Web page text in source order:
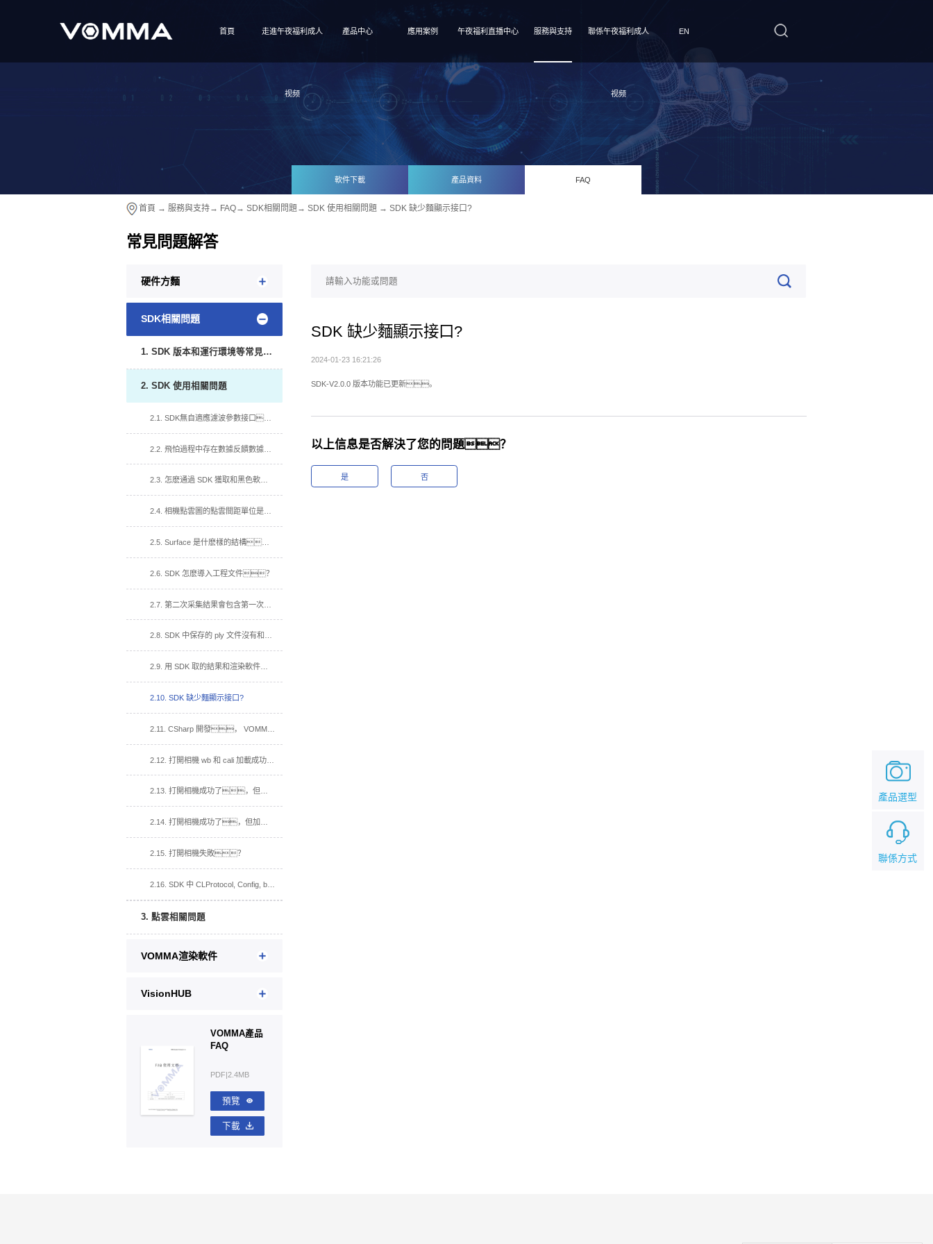
首頁 走進午夜福利成人
视频
產品中心 應用案例 午夜福利直播中心 服務與支持 聯係午夜福利成人
视频
EN
軟件下載 產品資料 FAQ
首頁 → 服務與支持→ FAQ→ SDK相關問題 → SDK 使用相關問題 → SDK 缺少麵顯示接口?
常見問題解答
硬件方麵
SDK相關問題
1. SDK 版本和運行環境等常見問題
2. SDK 使用相關問題
2.1. SDK無自適應濾波參數接口？
2.2. 飛怕過程中存在數據反饋數據慢,達不到介紹幀率?
2.3. 怎麽通過 SDK 獲取和黑色軟件一樣的彩色深度圖？
2.4. 相機點雲圖的點雲間距單位是什麽？
2.5. Surface 是什麽樣的結構？
2.6. SDK 怎麽導入工程文件？
2.7. 第二次采集結果會包含第一次的信息?
2.8. SDK 中保存的 ply 文件沒有和渲染軟件帶顏色一樣的點雲？
2.9. 用 SDK 取的結果和渲染軟件取的結果效果不一樣？
2.10. SDK 缺少麵顯示接口?
2.11. CSharp 開發， VOMMACamCSharp.dll 加入到依賴項，運行閃退？
2.12. 打開相機 wb 和 cali 加載成功，打開視頻流回調函數沒有被調用？
2.13. 打開相機成功了，但加載 cali 失敗
2.15. 打開相機失敗？
2.16. SDK 中 CLProtocol, Config, bin 文件夾, 在我的工程中的用法？
3. 點雲相關問題
VOMMA渲染軟件
VisionHUB
VOMMA產品
FAQ
PDF|2.4MB
預覽
下載
SDK 缺少麵顯示接口?
2024-01-23 16:21:26
SDK-V2.0.0 版本功能已更新。
以上信息是否解決了您的問題？
是 否
聯係方式
產品選型